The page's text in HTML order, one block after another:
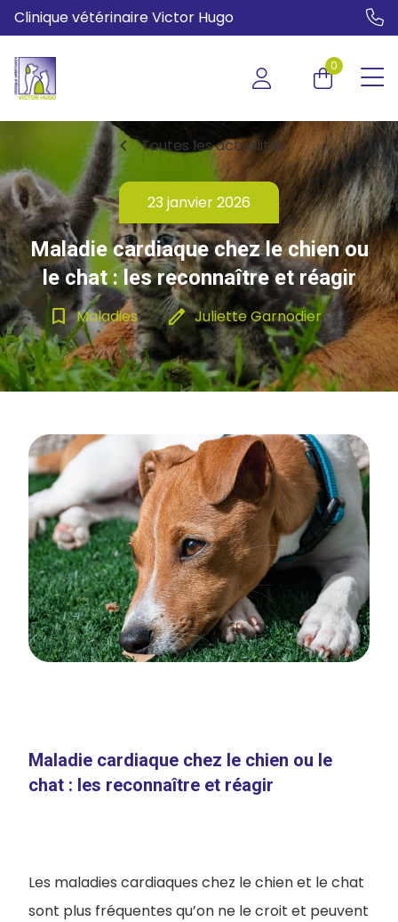
Clinique vétérinaire Victor Hugo
0
chevron_left Toutes les actualités
23 janvier 2026
Maladie cardiaque chez le chien ou
le chat : les reconnaître et réagir
bookmark_border Maladies edit Juliette Garnodier
Maladie cardiaque chez le chien ou le
chat : les reconnaître et réagir
Les maladies cardiaques chez le chien et le chat
sont plus fréquentes qu’on ne le croit et peuvent